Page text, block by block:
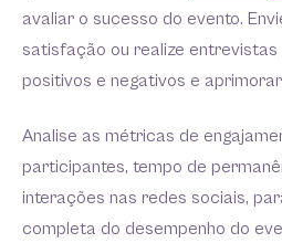
avaliar o sucesso do evento.
satisfação ou realize
positivos e negativos e
Analise as métricas de
participantes, tempo de
interações nas redes sociais,
completa do desempenho do